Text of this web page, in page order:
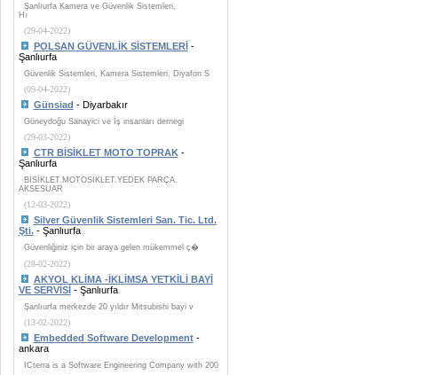
Şanlıurfa Kamera ve Güvenlik Sistemleri,
Hı
(29-04-2022)
POLSAN GÜVENLİK SİSTEMLERİ-
Şanlıurfa
Güvenlik Sistemleri, Kamera Sistemleri, Diyafon S
(09-04-2022)
Günsiad - Diyarbakır
Güneydoğu Sanayici ve İş insanları dernegi
(29-03-2022)
CTR BİSİKLET MOTO TOPRAK-
Şanlıurfa
BİSİKLET.MOTOSİKLET.YEDEK PARÇA.
AKSESUAR
(12-03-2022)
Silver Güvenlik Sistemleri San. Tic. Ltd.
Şti.- Şanlıurfa
Güvenliğiniz için bir araya gelen mükemmel ç�
(28-02-2022)
AKYOL KLİMA -İKLİMSA YETKİLİ BAYİ
VE SERVİSİ- Şanlıurfa
Şanlıurfa merkezde 20 yıldır Mitsubishi bayi v
(13-02-2022)
Embedded Software Development-
ankara
ICterra is a Software Engineering Company with 200